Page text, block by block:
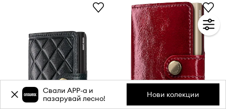
Свали APP-a и
пазарувай лесно!
Нови колекции